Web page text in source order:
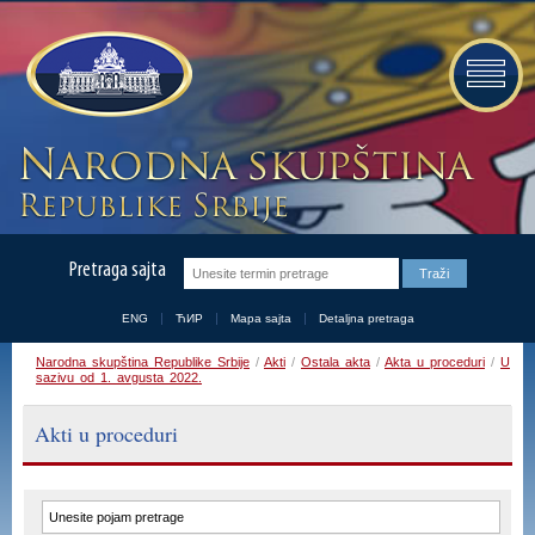
Pretraga sajta
ENG ЋИР Mapa sajta Detaljna pretraga
Narodna skupština Republike Srbije / Akti / Ostala akta / Akta u proceduri / U
sazivu od 1. avgusta 2022.
Akti u proceduri